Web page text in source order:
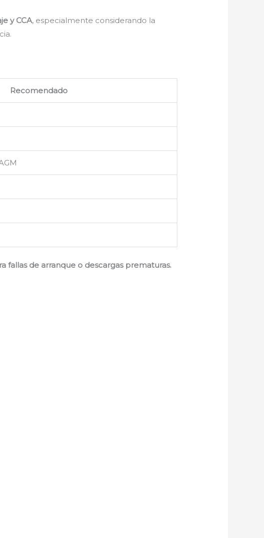
y CCA, especialmente considerando la
Recomendado
fallas de arranque o descargas prematuras.